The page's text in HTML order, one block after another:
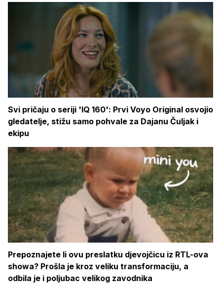
Svi pričaju o seriji 'IQ 160': Prvi Voyo Original osvojio
gledatelje, stižu samo pohvale za Dajanu Čuljak i
ekipu
Prepoznajete li ovu preslatku djevojčicu iz RTL-ova
showa? Prošla je kroz veliku transformaciju, a
odbila je i poljubac velikog zavodnika